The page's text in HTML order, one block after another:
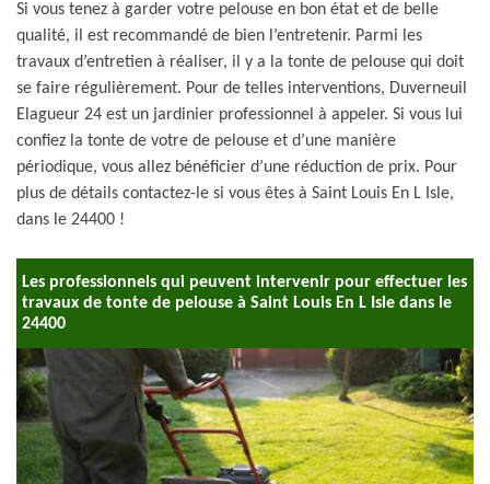
Si vous tenez à garder votre pelouse en bon état et de belle
qualité, il est recommandé de bien l’entretenir. Parmi les
travaux d’entretien à réaliser, il y a la tonte de pelouse qui doit
se faire régulièrement. Pour de telles interventions, Duverneuil
Elagueur 24 est un jardinier professionnel à appeler. Si vous lui
confiez la tonte de votre de pelouse et d’une manière
périodique, vous allez bénéficier d’une réduction de prix. Pour
plus de détails contactez-le si vous êtes à Saint Louis En L Isle,
dans le 24400 !
Les professionnels qui peuvent intervenir pour effectuer les
travaux de tonte de pelouse à Saint Louis En L Isle dans le
24400